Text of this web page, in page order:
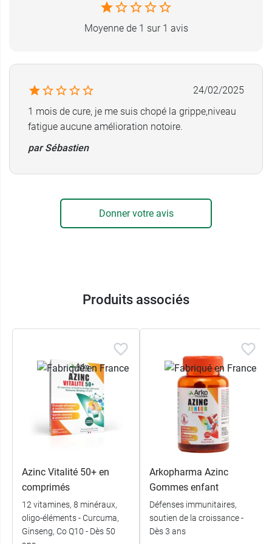
06510 Carros
France
04 93 29 11 28
Moyenne de 1 sur 1 avis
24/02/2025
1 mois de cure, je me suis chopé la grippe,niveau
fatigue aucune amélioration notoire.
par Sébastien
Donner votre avis
Produits associés
Azinc Vitalité 50+ en
comprimés
12 vitamines, 8 minéraux,
oligo-éléments - Curcuma,
Ginseng, Co Q10 - Dès 50
Arkopharma Azinc
Gommes enfant
Défenses immunitaires,
soutien de la croissance -
Dès 3 ans